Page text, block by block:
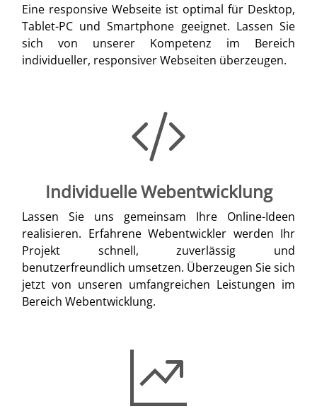
Eine responsive Webseite ist optimal für Desktop,
Tablet-PC und Smartphone geeignet. Lassen Sie
sich von unserer Kompetenz im Bereich
individueller, responsiver Webseiten überzeugen.
Individuelle Webentwicklung
Lassen Sie uns gemeinsam Ihre Online-Ideen
realisieren. Erfahrene Webentwickler werden Ihr
Projekt schnell, zuverlässig und
benutzerfreundlich umsetzen. Überzeugen Sie sich
jetzt von unseren umfangreichen Leistungen im
Bereich Webentwicklung.